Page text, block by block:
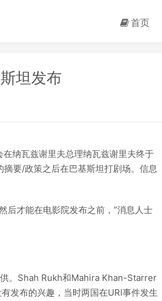
首页
坦发布
纳瓦兹谢里夫总理纳瓦兹谢里夫终于
要/政策之后在巴基斯坦打剧场。信息
后才能在电影院发布之前，”消息人士
。Shah Rukh和Mahira Khan-Starrer
发布的兴趣，当时两国在URI事件发生